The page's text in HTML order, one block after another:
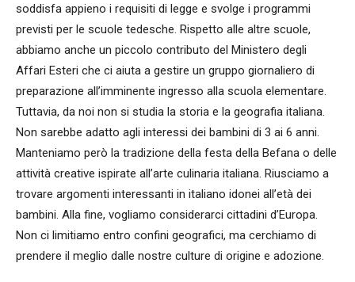
soddisfa appieno i requisiti di legge e svolge i programmi
previsti per le scuole tedesche. Rispetto alle altre scuole,
abbiamo anche un piccolo contributo del Ministero degli
Affari Esteri che ci aiuta a gestire un gruppo giornaliero di
preparazione all’imminente ingresso alla scuola elementare.
Tuttavia, da noi non si studia la storia e la geografia italiana.
Non sarebbe adatto agli interessi dei bambini di 3 ai 6 anni.
Manteniamo però la tradizione della festa della Befana o delle
attività creative ispirate all’arte culinaria italiana. Riusciamo a
trovare argomenti interessanti in italiano idonei all’età dei
bambini. Alla fine, vogliamo considerarci cittadini d’Europa.
Non ci limitiamo entro confini geografici, ma cerchiamo di
prendere il meglio dalle nostre culture di origine e adozione.